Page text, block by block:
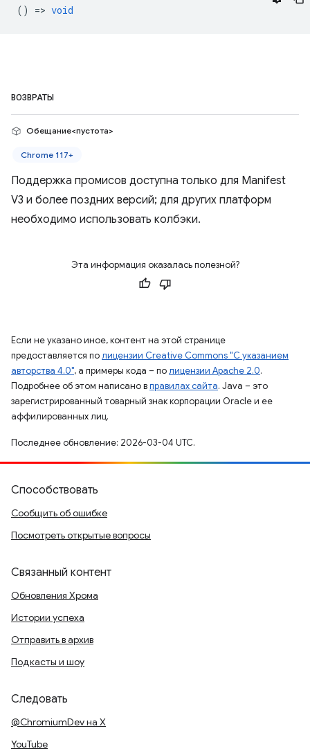
() => void
ВОЗВРАТЫ
Обещание<пустота>
Chrome 117+
Поддержка промисов доступна только для Manifest
V3 и более поздних версий; для других платформ
необходимо использовать колбэки.
Эта информация оказалась полезной?
Если не указано иное, контент на этой странице
предоставляется полицензии Creative Commons "С указанием
авторства 4.0", а примеры кода – полицензии Apache 2.0.
Подробнее об этом написано вправилах сайта. Java – это
зарегистрированный товарный знак корпорации Oracle и ее
аффилированных лиц.
Последнее обновление: 2026-03-04 UTC.
Способствовать
Сообщить об ошибке
Посмотреть открытые вопросы
Связанный контент
Обновления Хрома
Истории успеха
Отправить в архив
Подкасты и шоу
Следовать
@ChromiumDev на X
YouTube